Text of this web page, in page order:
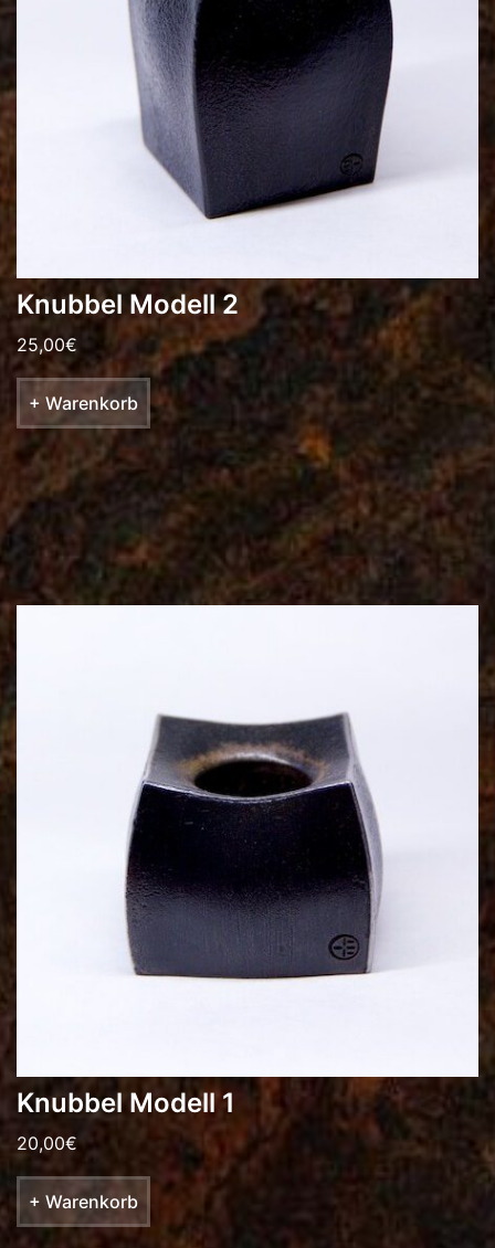
Knubbel Modell 2
25,00€
+ Warenkorb
Knubbel Modell 1
20,00€
+ Warenkorb